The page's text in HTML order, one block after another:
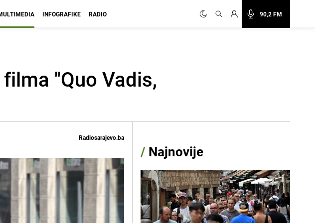
90,2 FM
INFOGRAFIKE RADIO
"Quo Vadis,
Radiosarajevo.ba
/ Najnovije